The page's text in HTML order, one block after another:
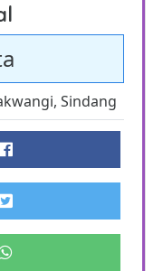
, Sindang